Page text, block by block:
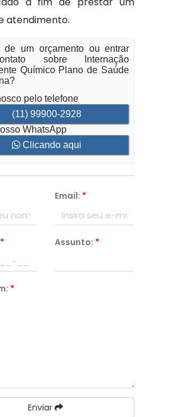
atendimento.
de um orçamento ou entrar
sobre Internação
Químico Plano de Saúde
pelo telefone
(11) 99900-2928
WhatsApp
Clicando aqui
Email: *
* Assunto: *
*
Enviar